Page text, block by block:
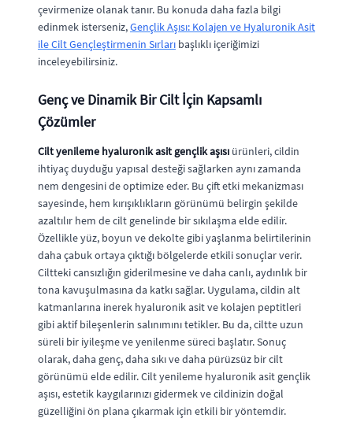
çevirmenize olanak tanır. Bu konuda daha fazla bilgi
edinmek isterseniz,Gençlik Aşısı: Kolajen ve Hyaluronik Asit
ile Cilt Gençleştirmenin Sırları başlıklı içeriğimizi
inceleyebilirsiniz.
Genç ve Dinamik Bir Cilt İçin Kapsamlı
Çözümler
Cilt yenileme hyaluronik asit gençlik aşısı ürünleri, cildin
ihtiyaç duyduğu yapısal desteği sağlarken aynı zamanda
nem dengesini de optimize eder. Bu çift etki mekanizması
sayesinde, hem kırışıklıkların görünümü belirgin şekilde
azaltılır hem de cilt genelinde bir sıkılaşma elde edilir.
Özellikle yüz, boyun ve dekolte gibi yaşlanma belirtilerinin
daha çabuk ortaya çıktığı bölgelerde etkili sonuçlar verir.
Ciltteki cansızlığın giderilmesine ve daha canlı, aydınlık bir
tona kavuşulmasına da katkı sağlar. Uygulama, cildin alt
katmanlarına inerek hyaluronik asit ve kolajen peptitleri
gibi aktif bileşenlerin salınımını tetikler. Bu da, ciltte uzun
süreli bir iyileşme ve yenilenme süreci başlatır. Sonuç
olarak, daha genç, daha sıkı ve daha pürüzsüz bir cilt
görünümü elde edilir. Cilt yenileme hyaluronik asit gençlik
aşısı, estetik kaygılarınızı gidermek ve cildinizin doğal
güzelliğini ön plana çıkarmak için etkili bir yöntemdir.